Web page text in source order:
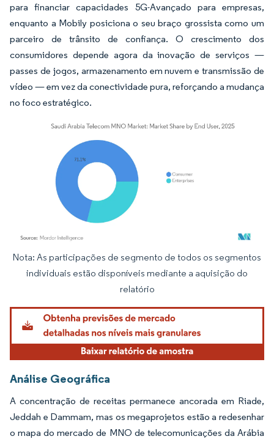
para financiar capacidades 5G-Avançado para empresas,
enquanto a Mobily posiciona o seu braço grossista como um
parceiro de trânsito de confiança. O crescimento dos
consumidores depende agora da inovação de serviços —
passes de jogos, armazenamento em nuvem e transmissão de
vídeo — em vez da conectividade pura, reforçando a mudança
no foco estratégico.
Imagem © Mordor Intelligence. O reuso requer atribuição conforme CC BY 4.0.
Nota: As participações de segmento de todos os segmentos
individuais estão disponíveis mediante a aquisição do
relatório
Análise Geográfica
A concentração de receitas permanece ancorada em Riade,
Jeddah e Dammam, mas os megaprojetos estão a redesenhar
o mapa do mercado de MNO de telecomunicações da Arábia